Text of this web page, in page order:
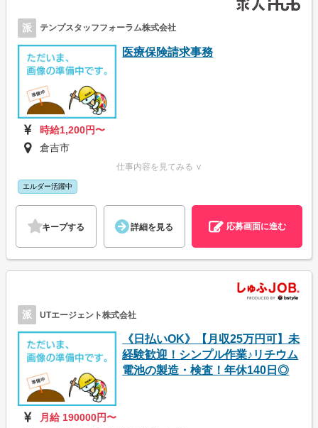
派 テンプスタッフフォーラム株式会社
医療保険請求事務
時給1,200円〜
倉吉市
仕事内容を見てみる ∨
エルダー活躍中
キープする 詳細を見る 応募画面に進む
派 UTエージェント株式会社
《日払いOK》【月収25万円可】未
経験歓迎！シンプル作業♪リチウム
電池の製造・検査！年休140日◎
月給 190000円〜